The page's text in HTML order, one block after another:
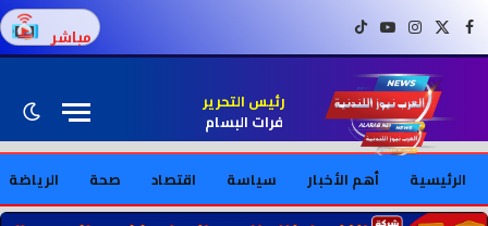
فيسبوكX (Twitter)
إنستغراميوتيوبتيك توك مباشر
رئيس التحرير
فرات البسام
الرئيسية أهم الأخبار سياسة اقتصاد صحة الرياضة